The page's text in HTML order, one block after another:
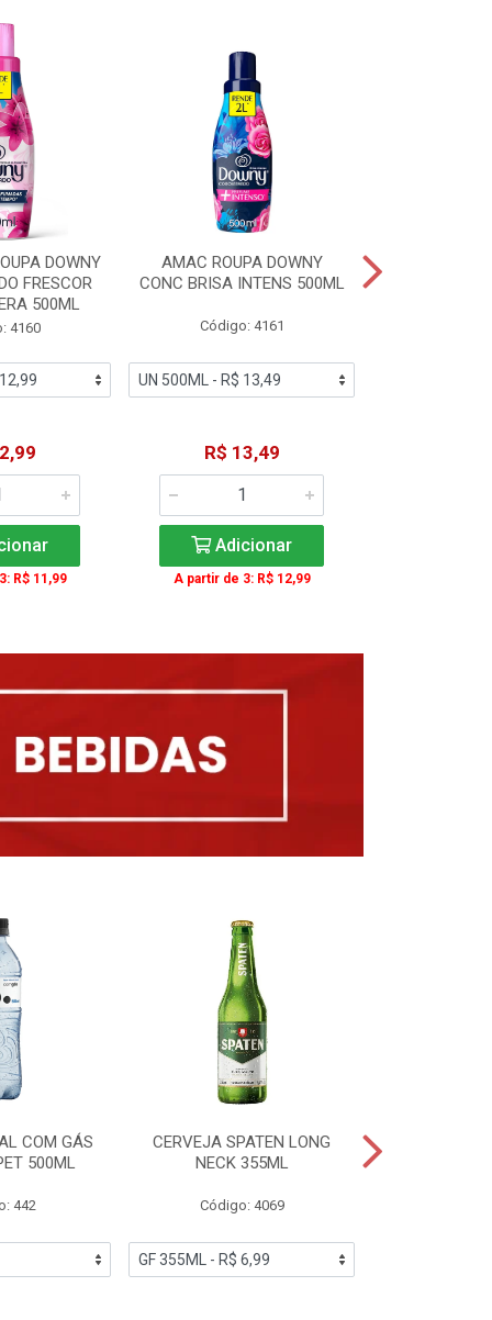
DOWNY
FRESCOR
500ML
4160
R$ 11,99
AMAC ROUPA DOWNY
CONC BRISA INTENS 500ML
Código: 4161
R$ 13,49
Adicionar
A partir de 3: R$ 12,99
COM GÁS
500ML
442
CERVEJA SPATEN LONG
NECK 355ML
Código: 4069